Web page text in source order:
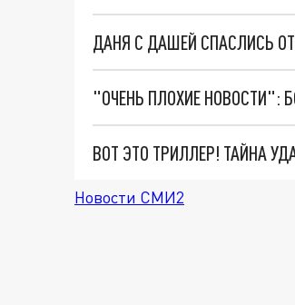
ДАНЯ С ДАШЕЙ СПАСЛИСЬ
ВОТ ЭТО ТРИЛЛЕР! ТАЙНА
Новости СМИ2